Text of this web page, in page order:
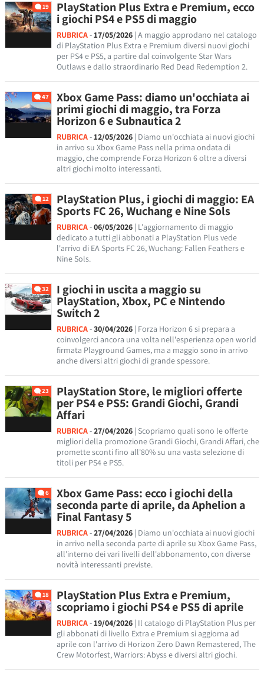
19 PlayStation Plus Extra e Premium, ecco
i giochi PS4 e PS5 di maggio
RUBRICA-17/05/2026 | A maggio approdano nel catalogo
di PlayStation Plus Extra e Premium diversi nuovi giochi
per PS4 e PS5, a partire dal coinvolgente Star Wars
Outlaws e dallo straordinario Red Dead Redemption 2.
47 Xbox Game Pass: diamo un'occhiata ai
primi giochi di maggio, tra Forza
Horizon 6 e Subnautica 2
RUBRICA-12/05/2026 | Diamo un'occhiata ai nuovi giochi
in arrivo su Xbox Game Pass nella prima ondata di
maggio, che comprende Forza Horizon 6 oltre a diversi
altri giochi molto interessanti.
12 PlayStation Plus, i giochi di maggio: EA
Sports FC 26, Wuchang e Nine Sols
RUBRICA-06/05/2026 | L'aggiornamento di maggio
dedicato a tutti gli abbonati a PlayStation Plus vede
l'arrivo di EA Sports FC 26, Wuchang: Fallen Feathers e
Nine Sols.
32 I giochi in uscita a maggio su
PlayStation, Xbox, PC e Nintendo
Switch 2
RUBRICA-30/04/2026 | Forza Horizon 6 si prepara a
coinvolgerci ancora una volta nell'esperienza open world
firmata Playground Games, ma a maggio sono in arrivo
anche diversi altri giochi di grande spessore.
23 PlayStation Store, le migliori offerte
per PS4 e PS5: Grandi Giochi, Grandi
Affari
RUBRICA-27/04/2026 | Scopriamo quali sono le offerte
migliori della promozione Grandi Giochi, Grandi Affari, che
promette sconti fino all'80% su una vasta selezione di
titoli per PS4 e PS5.
6 Xbox Game Pass: ecco i giochi della
seconda parte di aprile, da Aphelion a
Final Fantasy 5
RUBRICA-27/04/2026 | Diamo un'occhiata ai nuovi giochi
in arrivo nella seconda parte di aprile su Xbox Game Pass,
all'interno dei vari livelli dell'abbonamento, con diverse
novità interessanti previste.
18 PlayStation Plus Extra e Premium,
scopriamo i giochi PS4 e PS5 di aprile
RUBRICA-19/04/2026 | Il catalogo di PlayStation Plus per
gli abbonati di livello Extra e Premium si aggiorna ad
aprile con l'arrivo di Horizon Zero Dawn Remastered, The
Crew Motorfest, Warriors: Abyss e diversi altri giochi.